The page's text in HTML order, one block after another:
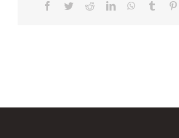
Facebook
TwitterRedditLinkedInWhatsApp
Tumblr